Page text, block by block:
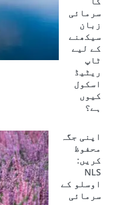
سرمائی
زبان
سیکھنے
کے لیے
ٹاپ
ریٹیڈ
اسکول
کیوں
ہے؟
اپنی جگہ
محفوظ
کریں:
NLS
اوسلو کے
سرمائی